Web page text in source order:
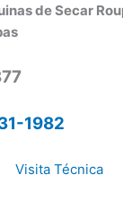
de Secar
1982
Visita Técnica